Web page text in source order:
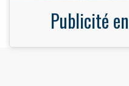
Publicité